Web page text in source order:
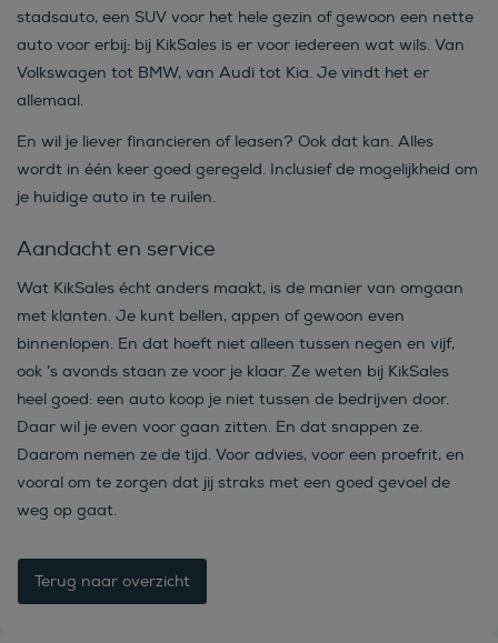
stadsauto, een SUV voor het hele gezin of gewoon een nette
auto voor erbij: bij KikSales is er voor iedereen wat wils. Van
Volkswagen tot BMW, van Audi tot Kia. Je vindt het er
allemaal.
En wil je liever financieren of leasen? Ook dat kan. Alles
wordt in één keer goed geregeld. Inclusief de mogelijkheid om
je huidige auto in te ruilen.
Aandacht en service
Wat KikSales écht anders maakt, is de manier van omgaan
met klanten. Je kunt bellen, appen of gewoon even
binnenlopen. En dat hoeft niet alleen tussen negen en vijf,
ook ’s avonds staan ze voor je klaar. Ze weten bij KikSales
heel goed: een auto koop je niet tussen de bedrijven door.
Daar wil je even voor gaan zitten. En dat snappen ze.
Daarom nemen ze de tijd. Voor advies, voor een proefrit, en
vooral om te zorgen dat jij straks met een goed gevoel de
weg op gaat.
Terug naar overzicht